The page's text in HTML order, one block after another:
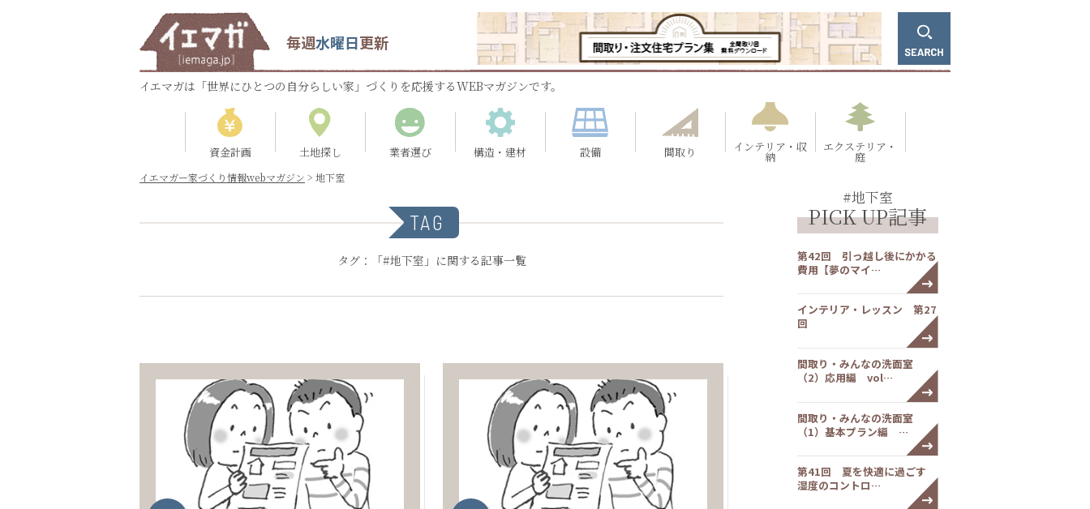
毎週水曜日更新
イエマガは「世界にひとつの自分らしい家」づくりを応援するWEBマガジンです。
資金計画 土地探し 業者選び 構造・建材 設備 間取り インテリア・収
納
エクステリア・
庭
イエマガー家づくり情報webマガジン > 地下室
TAG
タグ：「#地下室」に関する記事一覧
#地下室
PICK UP記事
第42回 引っ越し後にかかる
費用【夢のマイ…
インテリア・レッスン 第27
回
間取り・みんなの洗面室
（2）応用編 vol…
間取り・みんなの洗面室
（1）基本プラン編 …
第41回 夏を快適に過ごす
湿度のコントロ…